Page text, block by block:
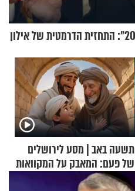
"לכסף לא תהיה משמעות ב-2036": התחזית הדרמטית של אילון
תשעה באב | מסע לירושלים
של פעם: המאבק על המקוואות